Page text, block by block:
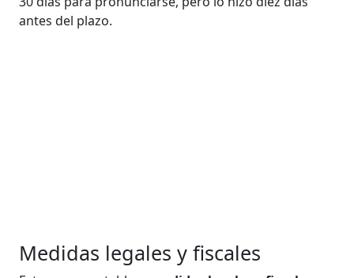
antes del plazo.
Medidas legales y fiscales